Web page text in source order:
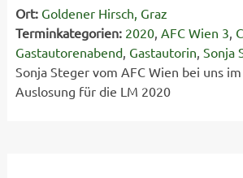
Ort: Goldener Hirsch, Graz
Terminkategorien: 2020, AFC Wien 3,
Gastautorenabend, Gastautorin, Sonja
Sonja Steger vom AFC Wien bei uns
Auslosung für die LM 2020